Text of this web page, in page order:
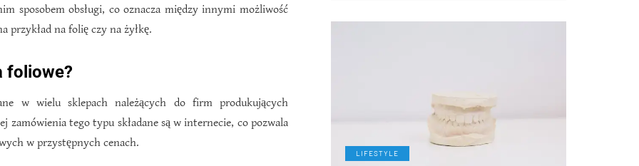
sposobem obsługi, co oznacza między innymi możliwość
przykład na folię czy na żyłkę.
foliowe?
w wielu sklepach należących do firm produkujących
zamówienia tego typu składane są w internecie, co pozwala
w przystępnych cenach.
LIFESTYLE